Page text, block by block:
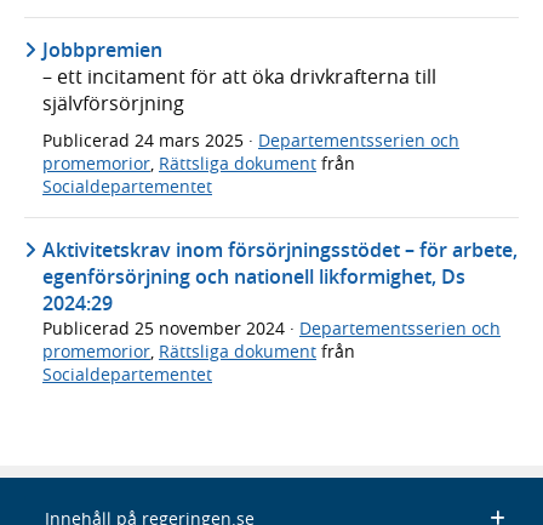
Jobbpremien
– ett incitament för att öka drivkrafterna till
självförsörjning
Publicerad 24 mars 2025 · Departementsserien och
promemorior, Rättsliga dokument från
Socialdepartementet
Aktivitetskrav inom försörjningsstödet – för arbete,
egenförsörjning och nationell likformighet, Ds
2024:29
Publicerad 25 november 2024 · Departementsserien och
promemorior, Rättsliga dokument från
Socialdepartementet
Innehåll på regeringen.se